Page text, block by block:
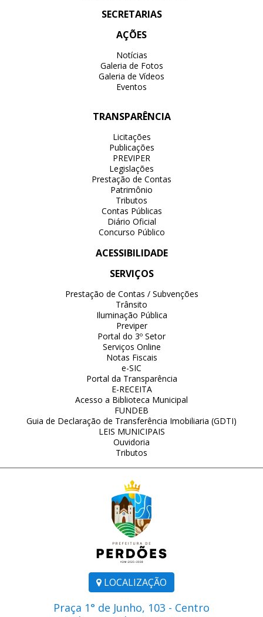
LOCALIZAÇÃO
Praça 1° de Junho, 103 - Centro
SECRETARIAS
AÇÕES
Notícias
Galeria de Fotos
Galeria de Vídeos
Eventos
TRANSPARÊNCIA
Licitações
Publicações
PREVIPER
Legislações
Prestação de Contas
Patrimônio
Tributos
Contas Públicas
Diário Oficial
Concurso Público
ACESSIBILIDADE
SERVIÇOS
Prestação de Contas / Subvenções
Trânsito
Iluminação Pública
Previper
Portal do 3º Setor
Serviços Online
Notas Fiscais
e-SIC
Portal da Transparência
E-RECEITA
Acesso a Biblioteca Municipal
FUNDEB
Guia de Declaração de Transferência Imobiliaria (GDTI)
LEIS MUNICIPAIS
Ouvidoria
Tributos